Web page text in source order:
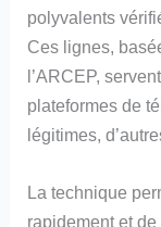
polyvalents
Ces lignes,
l’ARCEP,
plateformes de
légitimes,
La technique
rapidement et